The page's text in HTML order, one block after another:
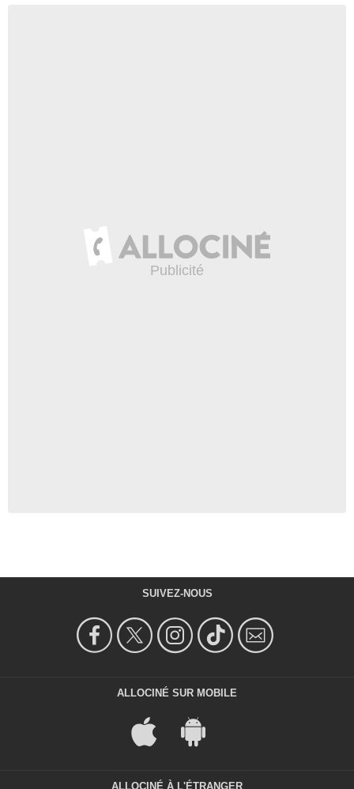
SUIVEZ-NOUS
ALLOCINÉ SUR MOBILE
ALLOCINÉ À L'ÉTRANGER